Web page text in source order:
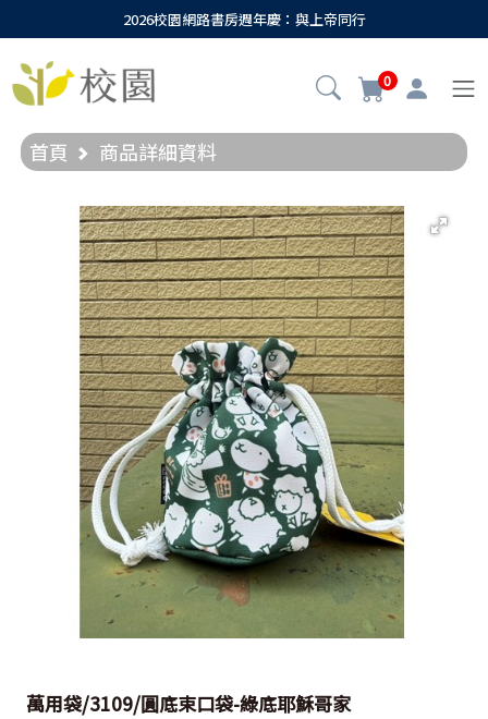
2026校園網路書房週年慶：與上帝同行
0
首頁 商品詳細資料
萬用袋/3109/圓底束口袋-綠底耶穌哥家